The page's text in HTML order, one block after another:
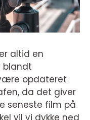
altid en
blandt
opdateret
da det giver
seneste film på
vil vi dykke ned